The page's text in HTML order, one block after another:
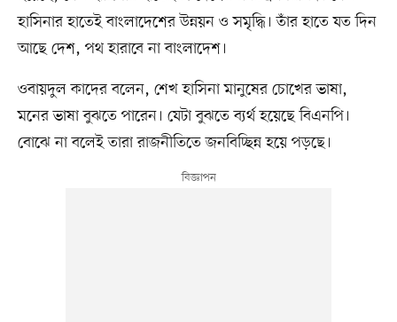
হাসিনার হাতেই বাংলাদেশের উন্নয়ন ও সমৃদ্ধি। তাঁর হাতে যত দিন
আছে দেশ, পথ হারাবে না বাংলাদেশ।
ওবায়দুল কাদের বলেন, শেখ হাসিনা মানুষের চোখের ভাষা,
মনের ভাষা বুঝতে পারেন। যেটা বুঝতে ব্যর্থ হয়েছে বিএনপি।
বোঝে না বলেই তারা রাজনীতিতে জনবিচ্ছিন্ন হয়ে পড়ছে।